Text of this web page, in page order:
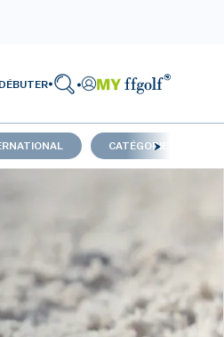
DÉBUTER
CATÉGORIES /